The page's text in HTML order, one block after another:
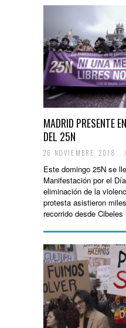
MADRID PRESENTE
DEL 25N
26 NOVIEMBRE, 2018 /
Este domingo 25N se
Manifestación por el
eliminación de la
protesta asistieron
recorrido desde